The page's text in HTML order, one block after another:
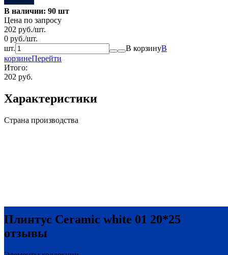
В наличии: 90 шт
Цена по запросу
202 руб./шт.
0 руб./шт.
шт.
В корзинуВ
корзинеПерейти
Итого:
202 руб.
Характеристики
Страна производства
Плинтус Ceramic white 01 20*25
отзывы